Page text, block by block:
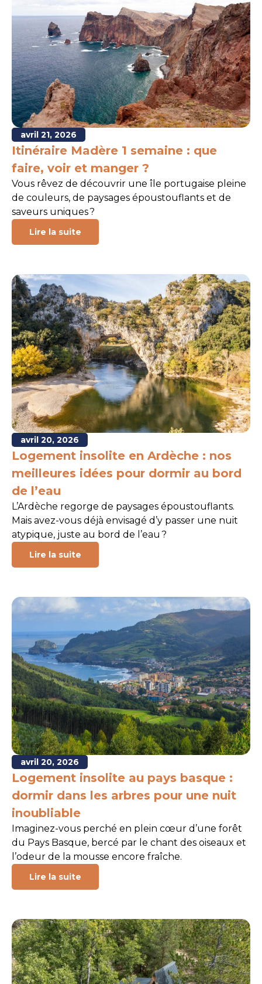
avril 21, 2026
Itinéraire Madère 1 semaine : que
faire, voir et manger ?
Vous rêvez de découvrir une île portugaise pleine
de couleurs, de paysages époustouflants et de
saveurs uniques ?
Lire la suite
avril 20, 2026
Logement insolite en Ardèche : nos
meilleures idées pour dormir au bord
de l’eau
L’Ardèche regorge de paysages époustouflants.
Mais avez-vous déjà envisagé d’y passer une nuit
atypique, juste au bord de l’eau ?
Lire la suite
avril 20, 2026
Logement insolite au pays basque :
dormir dans les arbres pour une nuit
inoubliable
Imaginez-vous perché en plein cœur d’une forêt
du Pays Basque, bercé par le chant des oiseaux et
l’odeur de la mousse encore fraîche.
Lire la suite